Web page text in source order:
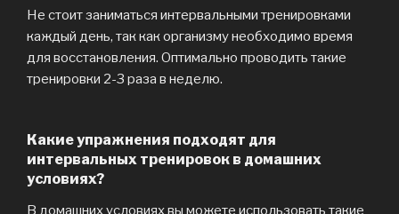
Не стоит заниматься интервальными тренировками
каждый день, так как организму необходимо время
для восстановления. Оптимально проводить такие
тренировки 2-3 раза в неделю.
Какие упражнения подходят для
интервальных тренировок в домашних
условиях?
В домашних условиях вы можете использовать такие